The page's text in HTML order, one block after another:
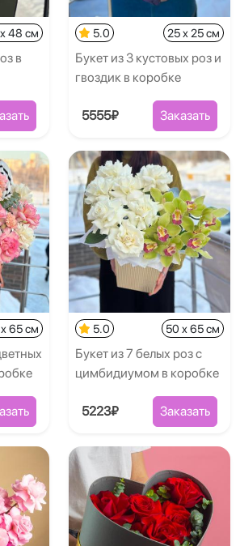
48 см
в
5.0 25 x 25 см
Букет из 3 кустовых роз и
гвоздик в коробке
5555₽ Заказать
65 см 5.0 50 x 65 см
Букет из 7 белых роз с
цимбидиумом в коробке
5223₽ Заказать